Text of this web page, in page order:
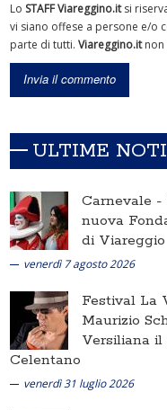
Lo STAFF Viareggino.itsi
vi siano offese a persone e/o
parte di tutti. Viareggino.itnon
ULTIME
Carnevale -
nuova
di Viareggio
venerdì 7 agosto 2026
Festival La
Maurizio
Versiliana
Celentano
venerdì 31 luglio 2026